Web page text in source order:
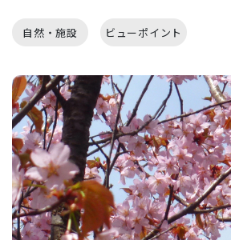
自然・施設 ビューポイント